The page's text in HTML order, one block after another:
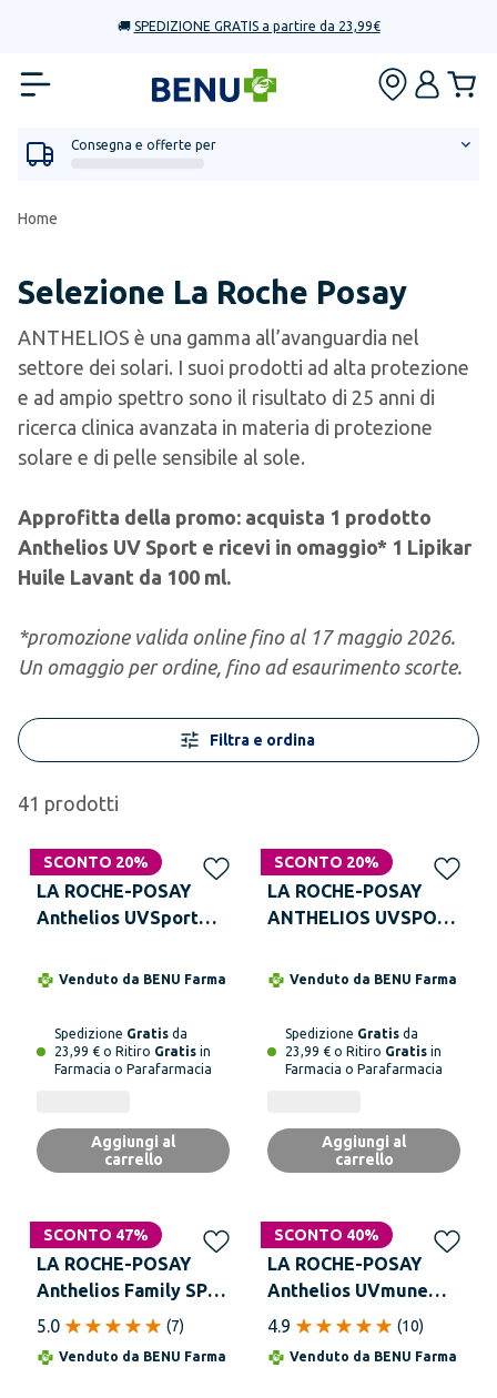
🚚 SPEDIZIONE GRATIS a partire da 23,99€
Consegna e offerte per
Home
Selezione La Roche Posay
ANTHELIOS è una gamma all’avanguardia nel
settore dei solari. I suoi prodotti ad alta protezione
e ad ampio spettro sono il risultato di 25 anni di
ricerca clinica avanzata in materia di protezione
solare e di pelle sensibile al sole.
Approfitta della promo: acquista 1 prodotto
Anthelios UV Sport e ricevi in omaggio* 1 Lipikar
Huile Lavant da 100 ml.
*promozione valida online fino al 17 maggio 2026.
Un omaggio per ordine, fino ad esaurimento scorte.
Filtra e ordina
41 prodotti
SCONTO 20%
LA ROCHE-POSAY
Anthelios UVSport
10 mlVenduto da BENU Farma
Spedizione Gratis da
23,99 € o Ritiro Gratis in
Farmacia o Parafarmacia
Aggiungi al
carrello
SCONTO 20%
LA ROCHE-POSAY
ANTHELIOS UVSPORT
RINFRESCANTE
Venduto da BENU Farma
Spedizione Gratis da
23,99 € o Ritiro Gratis in
Farmacia o Parafarmacia
Aggiungi al
carrello
SCONTO 47%
LA ROCHE-POSAY
Anthelios Family SPF
50+ Spray 300 ml
5.0 (7)
Venduto da BENU Farma
SCONTO 40%
LA ROCHE-POSAY
Anthelios UVmune
400 Fluido Invisibile
Profumo 50 ml
4.9 (10)
Venduto da BENU Farma